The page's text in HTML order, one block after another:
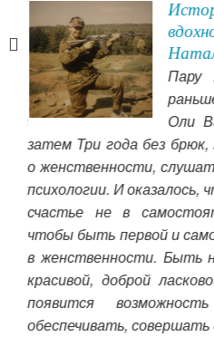
Пару
Оли
затем Три года без
о женственности,
психологии. И оказалось,
счастье не в
чтобы быть первой и
в женственности. Быть
красивой, доброй
появится
обеспечивать, совершать